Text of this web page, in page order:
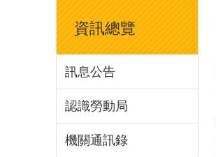
資訊總覽
訊息公告
認識勞動局
機關通訊錄